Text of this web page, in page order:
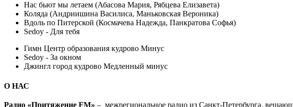
Нас бьют мы летаем (Абасова Мария, Рябцева Елизавета)
Коляда (Андриишина Василиса, Маньковская Вероника)
Вдоль по Питерской (Космачева Надежда, Панкратова Софья)
Sedoy - Для тебя
Гимн Центр образования кудрово Минус
Sedoy - За окном
Джингл город кудрово Медленный минус
О НАС
Радио «Притяжение FM» – межрегиональное радио из Санкт-Петербурга,